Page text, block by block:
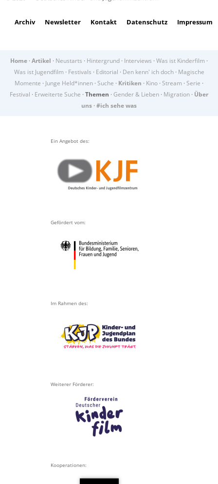
Archiv Newsletter Kontakt Datenschutz Impressum
Home · Artikel · Neustarts · Hintergrund · Interviews · Was ist Kinderfilm ·
Was ist Jugendfilm · Festivals · Editorial · Den kenn' ich doch· Magische
Momente · Junge Held*innen · Suche · Kritiken · Kino · Stream · Serie ·
Festival · Erweiterte Suche · Themen · Gender & Lieben · Migration · Über
uns · #ich sehe was
Ein Angebot des:
Gefördert vom:
Im Rahmen des:
Weiterer Förderer:
Kooperationen: